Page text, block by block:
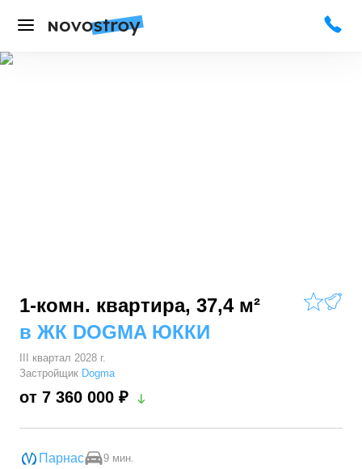
1-комн. квартира, 37,4 м²
в ЖК DOGMA ЮККИ
III квартал 2028 г.
Застройщик Dogma
от 7 360 000 ₽
Парнас 9 мин.